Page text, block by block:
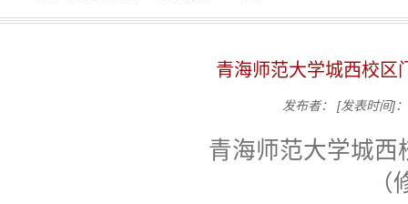
青海师范大学城西校区
发布者： [发表时间]
青海师范大学城西